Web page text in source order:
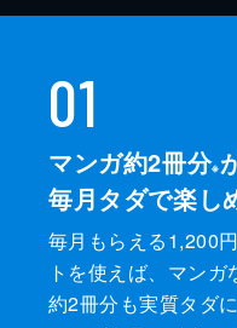
01
マンガ約2冊分※
毎月タダで楽し
毎月もらえる1,200
トを使えば、マン
約2冊分も実質タダ